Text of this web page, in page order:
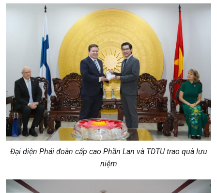
Đại diện Phái đoàn cấp cao Phần Lan và TDTU trao quà lưu
niệm